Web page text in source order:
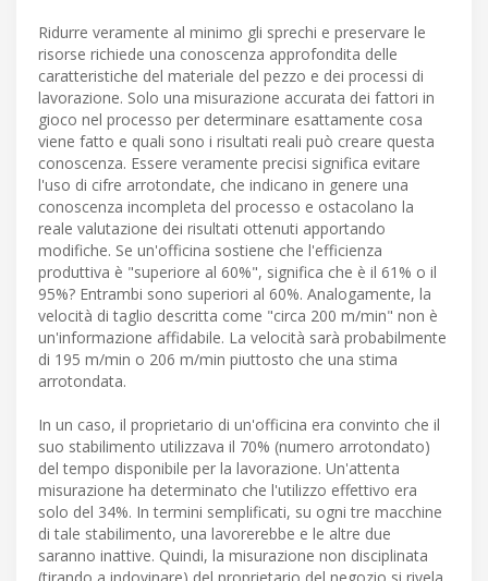
Ridurre veramente al minimo gli sprechi e preservare le
risorse richiede una conoscenza approfondita delle
caratteristiche del materiale del pezzo e dei processi di
lavorazione. Solo una misurazione accurata dei fattori in
gioco nel processo per determinare esattamente cosa
viene fatto e quali sono i risultati reali può creare questa
conoscenza. Essere veramente precisi significa evitare
l'uso di cifre arrotondate, che indicano in genere una
conoscenza incompleta del processo e ostacolano la
reale valutazione dei risultati ottenuti apportando
modifiche. Se un'officina sostiene che l'efficienza
produttiva è "superiore al 60%", significa che è il 61% o il
95%? Entrambi sono superiori al 60%. Analogamente, la
velocità di taglio descritta come "circa 200 m/min" non è
un'informazione affidabile. La velocità sarà probabilmente
di 195 m/min o 206 m/min piuttosto che una stima
arrotondata.
In un caso, il proprietario di un'officina era convinto che il
suo stabilimento utilizzava il 70% (numero arrotondato)
del tempo disponibile per la lavorazione. Un'attenta
misurazione ha determinato che l'utilizzo effettivo era
solo del 34%. In termini semplificati, su ogni tre macchine
di tale stabilimento, una lavorerebbe e le altre due
saranno inattive. Quindi, la misurazione non disciplinata